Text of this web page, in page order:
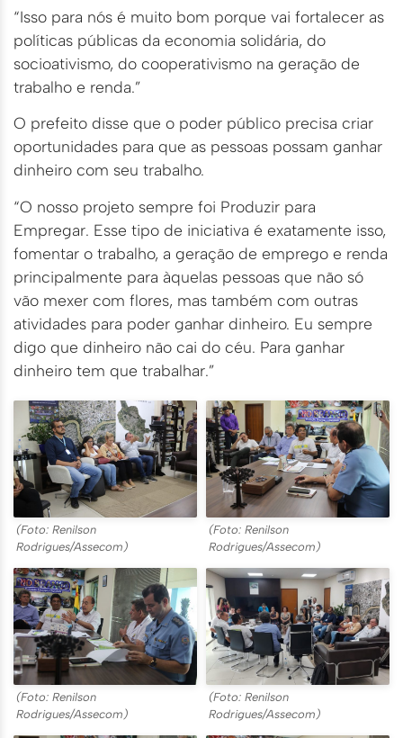
“Isso para nós é muito bom porque vai fortalecer as
políticas públicas da economia solidária, do
socioativismo, do cooperativismo na geração de
trabalho e renda.”
O prefeito disse que o poder público precisa criar
oportunidades para que as pessoas possam ganhar
dinheiro com seu trabalho.
“O nosso projeto sempre foi Produzir para
Empregar. Esse tipo de iniciativa é exatamente isso,
fomentar o trabalho, a geração de emprego e renda
principalmente para àquelas pessoas que não só
vão mexer com flores, mas também com outras
atividades para poder ganhar dinheiro. Eu sempre
digo que dinheiro não cai do céu. Para ganhar
dinheiro tem que trabalhar.”
(Foto: Renilson
Rodrigues/Assecom)
(Foto: Renilson
Rodrigues/Assecom)
(Foto: Renilson
Rodrigues/Assecom)
(Foto: Renilson
Rodrigues/Assecom)